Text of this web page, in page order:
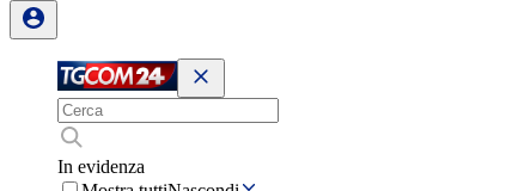
In evidenza